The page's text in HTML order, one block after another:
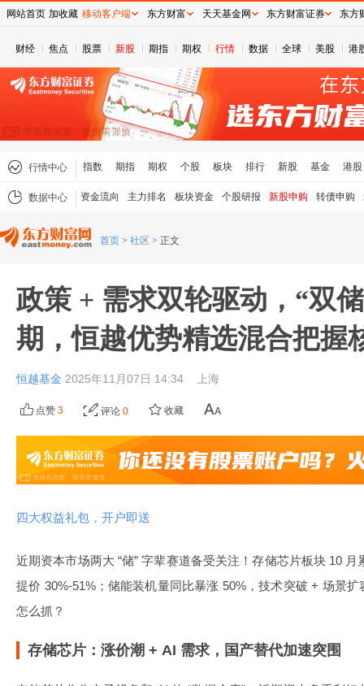
财经 焦点 股票 新股 期指 期权 行情 数据 全球 美股 港
行情中心 指数 期指 期权 个股 板块 排行 新股 基金 港股
数据中心 资金流向 主力排名 板块资金 个股研报 新股申购 转债申购
首页 > 社区 > 正文
政策 + 需求双轮驱动，“双
期，恒越优势精选混合把握
恒越基金 2025年11月07日 14:34 上海
点赞 3 评论 0 收藏
四大权益礼包，开户即送
近期资本市场两大 “储” 字辈赛道备受关注！存储芯片板块 10
提价 30%-51%；储能装机量同比暴涨 50%，技术突破 + 场景
怎么抓？
存储芯片：涨价潮 + AI 需求，国产替代加速突围
网站首页 加收藏 移动客户端 东方财富 天天基金网 东方财富证券 东方